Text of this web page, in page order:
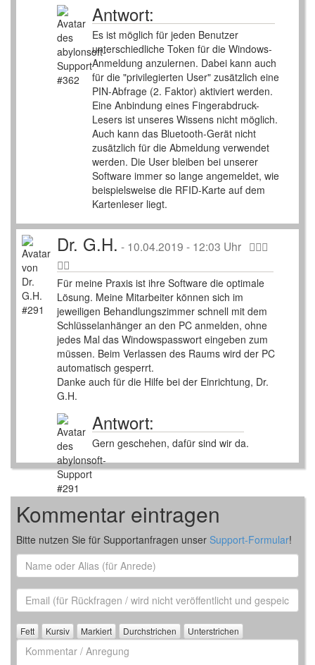
Antwort:
Es ist möglich für jeden Benutzer
unterschiedliche Token für die Windows-
Anmeldung anzulernen. Dabei kann auch
für die "privilegierten User" zusätzlich eine
PIN-Abfrage (2. Faktor) aktiviert werden.
Eine Anbindung eines Fingerabdruck-
Lesers ist unseres Wissens nicht möglich.
Auch kann das Bluetooth-Gerät nicht
zusätzlich für die Abmeldung verwendet
werden. Die User bleiben bei unserer
Software immer so lange angemeldet, wie
beispielsweise die RFID-Karte auf dem
Kartenleser liegt.
Dr. G.H. - 10.04.2019 - 12:03 Uhr
Für meine Praxis ist ihre Software die optimale
Lösung. Meine Mitarbeiter können sich im
jeweiligen Behandlungszimmer schnell mit dem
Schlüsselanhänger an den PC anmelden, ohne
jedes Mal das Windowspasswort eingeben zum
müssen. Beim Verlassen des Raums wird der PC
automatisch gesperrt.
Danke auch für die Hilfe bei der Einrichtung, Dr.
G.H.
Antwort:
Gern geschehen, dafür sind wir da.
Kommentar eintragen
Bitte nutzen Sie für Supportanfragen unser Support-Formular!
Name
oder
Alias
Email
(für
Rückfrage)
Kommentar
/
Anregung